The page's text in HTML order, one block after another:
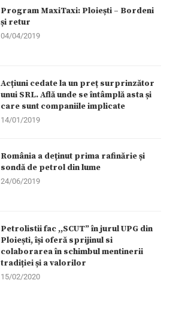
Program MaxiTaxi: Ploiești – Bordeni
și retur
04/04/2019
Acțiuni cedate la un preț surprinzător
unui SRL. Află unde se întâmplă asta și
care sunt companiile implicate
14/01/2019
România a deținut prima rafinărie și
sondă de petrol din lume
24/06/2019
Petrolistii fac ,,SCUT” în jurul UPG din
Ploiești, își oferă sprijinul si
colaborarea în schimbul mentinerii
tradiției și a valorilor
15/02/2020